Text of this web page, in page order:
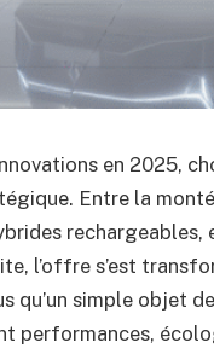
en 2025,
Entre la
l’offre s’est
qu’un simple objet
performances,